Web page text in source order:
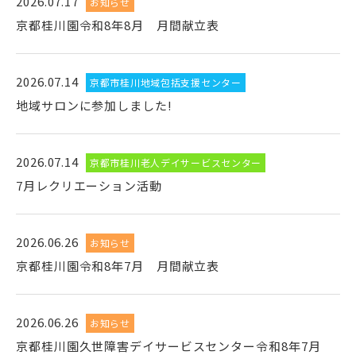
京都桂川園令和8年8月 月間献立表
2026.07.14 京都市桂川地域包括支援センター
地域サロンに参加しました!
2026.07.14 京都市桂川老人デイサービスセンター
7月レクリエーション活動
2026.06.26 お知らせ
京都桂川園令和8年7月 月間献立表
2026.06.26 お知らせ
京都桂川園久世障害デイサービスセンター令和8年7月